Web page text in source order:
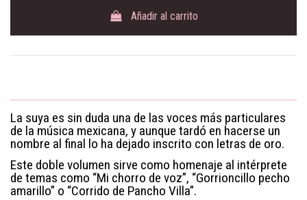
Añadir al carrito
La suya es sin duda una de las voces más particulares
de la música mexicana, y aunque tardó en hacerse un
nombre al final lo ha dejado inscrito con letras de oro.
Este doble volumen sirve como homenaje al intérprete
de temas como “Mi chorro de voz”, “Gorrioncillo pecho
amarillo” o “Corrido de Pancho Villa”.